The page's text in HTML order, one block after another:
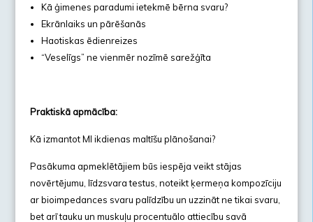
Kā ģimenes paradumi ietekmē bērna svaru?
Ekrānlaiks un pārēšanās
Haotiskas ēdienreizes
“Veselīgs” ne vienmēr nozīmē sarežģīta
Praktiskā apmācība:
Kā izmantot MI ikdienas maltīšu plānošanai?
Pasākuma apmeklētājiem būs iespēja veikt stājas
novērtējumu, līdzsvara testus, noteikt ķermeņa kompozīciju
ar bioimpedances svaru palīdzību un uzzināt ne tikai svaru,
bet arī tauku un muskuļu procentuālo attiecību savā